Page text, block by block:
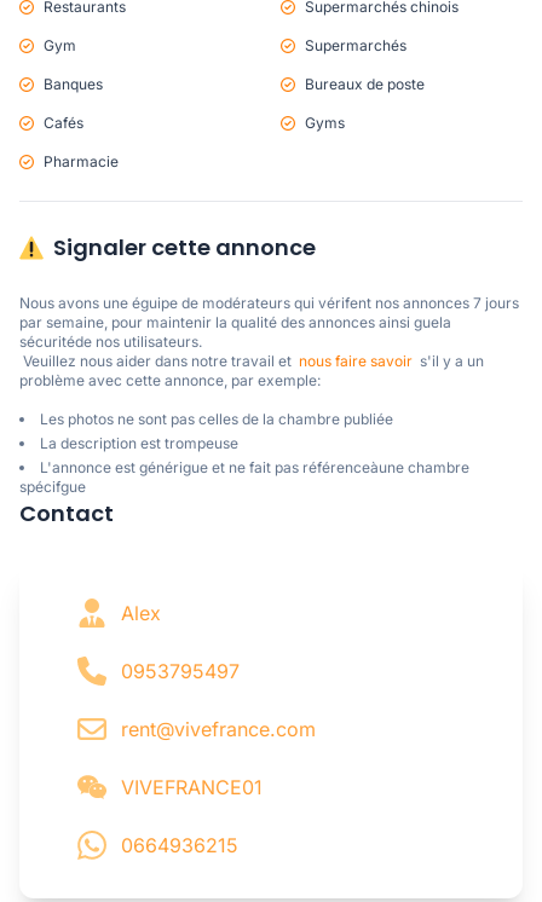
Restaurants Supermarchés chinois
Gym Supermarchés
Banques Bureaux de poste
Cafés Gyms
Pharmacie
Signaler cette annonce
Nous avons une éguipe de modérateurs qui vérifent nos annonces 7 jours
par semaine, pour maintenir la qualité des annonces ainsi guela
sécuritéde nos utilisateurs.
Veuillez nous aider dans notre travail et nous faire savoir
  s'il y a un
problème avec cette annonce, par exemple:
Les photos ne sont pas celles de la chambre publiée
La description est trompeuse
L'annonce est générigue et ne fait pas référenceàune chambre
spécifgue
Contact
Alex
0953795497
rent@vivefrance.com
VIVEFRANCE01
0664936215